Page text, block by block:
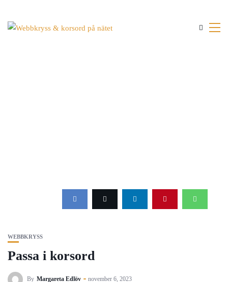
WEBBKRYSS
Passa i korsord
By Margareta Edlöv november 6, 2023